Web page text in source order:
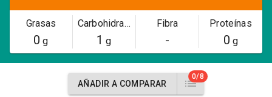
Grasas
0 g
Carbohidratos
1 g
Fibra
-
Proteínas
0 g
AÑADIR A COMPARAR
0/8